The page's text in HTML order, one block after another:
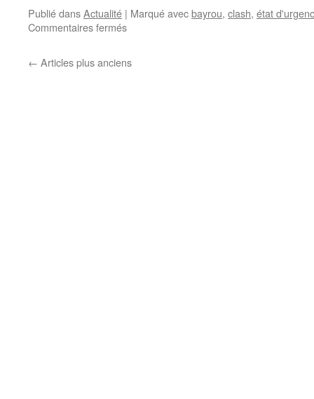
Publié dansActualité | Marqué avecbayrou, clash, état
Commentaires fermés
m’a
← Articles plus anciens